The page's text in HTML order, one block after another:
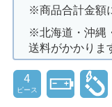
※商品合計金額
※北海道・沖縄
送料がかかりま
4
ピース